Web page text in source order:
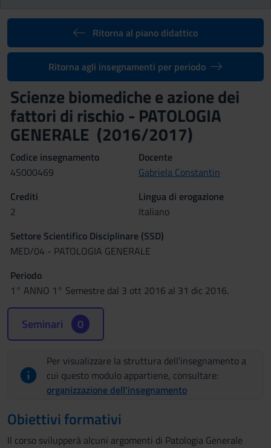
Ritorna al piano didattico
Ritorna agli insegnamenti per periodo
Scienze biomediche e azione dei
fattori di rischio - PATOLOGIA
GENERALE (2016/2017)
Codice insegnamento
4S000469
Docente
Gabriela Constantin
Crediti
2
Lingua di erogazione
Italiano
Settore Scientifico Disciplinare (SSD)
MED/04 - PATOLOGIA GENERALE
Periodo
1° ANNO 1° Semestre dal 3 ott 2016 al 31 dic 2016.
Seminari 0
Per visualizzare la struttura dell’insegnamento a
cui questo modulo appartiene, consultare:
organizzazione dell'insegnamento
Obiettivi formativi
Il corso svilupperà alcuni argomenti di Patologia Generale